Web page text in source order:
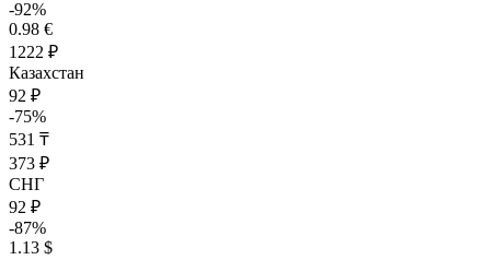
-92%
0.98 €
1222 ₽
Казахстан
92 ₽
-75%
531 ₸
373 ₽
СНГ
92 ₽
-87%
1.13 $